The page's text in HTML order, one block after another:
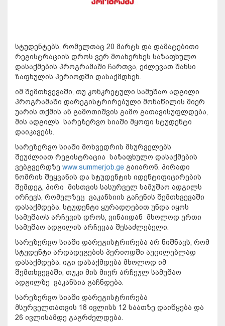
სტუდენტებს, რომელთაც 20 მარტს და დამატებითი
რეგისტრაციის დროს ვერ მოახერხეს საზაფხულო
დასაქმების პროგრამაში ჩართვა, ეძლევათ შანსი
ზაფხულის პერიოდში დასაქმდნენ.
იმ შემთხვევაში, თუ კონკრეტული სამუშაო ადგილი
პროგრამაში დარეგისტრირებული მონაწილის მიერ
უარის თქმის ან გამოთიშვის გამო გათავისუფლდება,
მის ადგილს სარეზერვო სიაში მყოფი სტუდენტი
დაიკავებს.
სარეზერვო სიაში მოხვედრის მსურველებს
შეუძლიათ რეგისტრაცია საზაფხულო დასაქმების
ვებგვერდზე www.summerjob.ge გაიარონ. პირადი
ნომრის შეყვანის და სტუდენტის იდენტიფიცირების
შემდეგ, პირი მისთვის სასურველ სამუშაო ადგილს
ირჩევს, რომელზეც ვაკანსიის გაჩენის შემთხვევაში
დასაქმდება. სტუდენტი ყურადღებით უნდა იყოს
სამუშაოს არჩევის დროს, ვინაიდან მხოლოდ ერთი
სამუშაო ადგილის არჩევაა შესაძლებელი.
სარეზერვო სიაში დარეგისტრირება არ ნიშნავს, რომ
სტუდენტი არდადეგების პერიოდში აუცილებლად
დასაქმდება. იგი დასაქმდება მხოლოდ იმ
შემთხვევაში, თუკი მის მიერ არჩეულ სამუშაო
ადგილზე ვაკანსია გაჩნდება.
სარეზერვო სიაში დარეგისტრირება
მსურველთათვის 18 ივლისს 12 საათზე დაიწყება და
26 ივლისამდე გაგრძელდება.